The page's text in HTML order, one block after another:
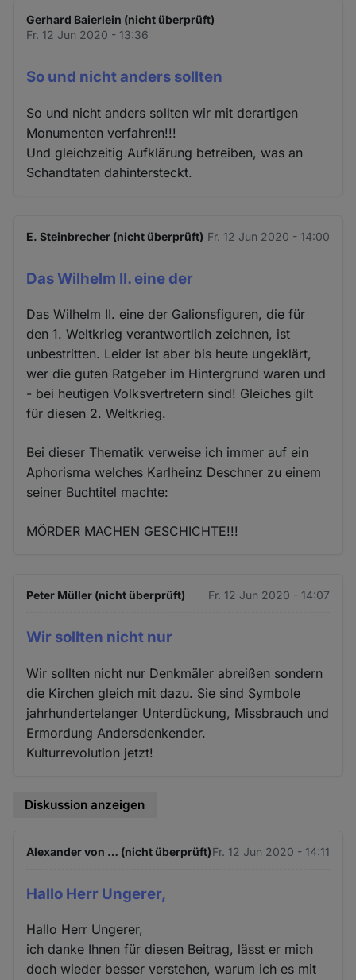
Gerhard Baierlein (nicht überprüft)
Fr. 12 Jun 2020 - 13:36
So und nicht anders sollten
So und nicht anders sollten wir mit derartigen
Monumenten verfahren!!!
Und gleichzeitig Aufklärung betreiben, was an
Schandtaten dahintersteckt.
E. Steinbrecher (nicht überprüft) Fr. 12 Jun 2020 - 14:00
Das Wilhelm II. eine der
Das Wilhelm II. eine der Galionsfiguren, die für
den 1. Weltkrieg verantwortlich zeichnen, ist
unbestritten. Leider ist aber bis heute ungeklärt,
wer die guten Ratgeber im Hintergrund waren und
- bei heutigen Volksvertretern sind! Gleiches gilt
für diesen 2. Weltkrieg.
Bei dieser Thematik verweise ich immer auf ein
Aphorisma welches Karlheinz Deschner zu einem
seiner Buchtitel machte:
MÖRDER MACHEN GESCHICHTE!!!
Peter Müller (nicht überprüft) Fr. 12 Jun 2020 - 14:07
Wir sollten nicht nur
Wir sollten nicht nur Denkmäler abreißen sondern
die Kirchen gleich mit dazu. Sie sind Symbole
jahrhundertelanger Unterdückung, Missbrauch und
Ermordung Andersdenkender.
Kulturrevolution jetzt!
Diskussion anzeigen
Alexander von … (nicht überprüft)Fr. 12 Jun 2020 - 14:11
Hallo Herr Ungerer,
Hallo Herr Ungerer,
ich danke Ihnen für diesen Beitrag, lässt er mich
doch wieder besser verstehen, warum ich es mit